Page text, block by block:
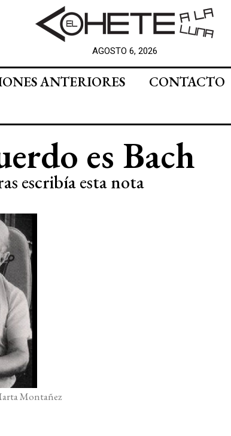
AGOSTO 6, 2026
ANTERIORES
CONTACTO
es Bach
escribía esta nota
Montañez